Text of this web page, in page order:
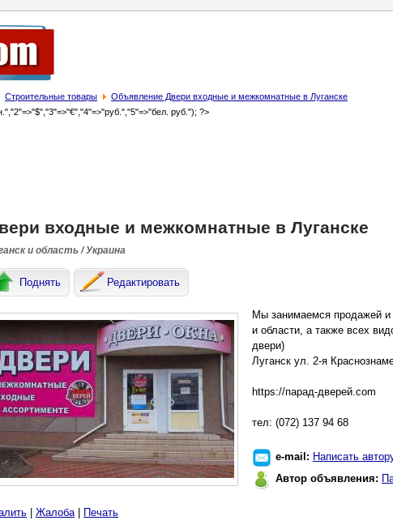
Строительные товары Объявление Двери входные и межкомнатные в Луганске
руб."); ?>
входные и межкомнатные в Луганске
и область / Украина
Поднять Редактировать
Мы занимаемся продажей и
и области, а также всех
двери)
Луганск ул. 2-я
https://парад-дверей.com
тел: (072) 137 94 68
e-mail: Написать
Автор объявления:
Жалоба| Печать